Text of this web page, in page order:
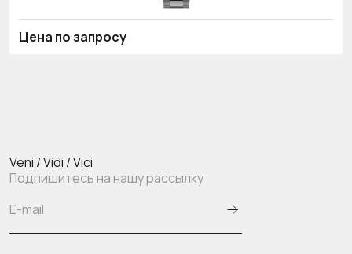
Цена по запросу
Veni / Vidi / Vici
Подпишитесь на нашу рассылку